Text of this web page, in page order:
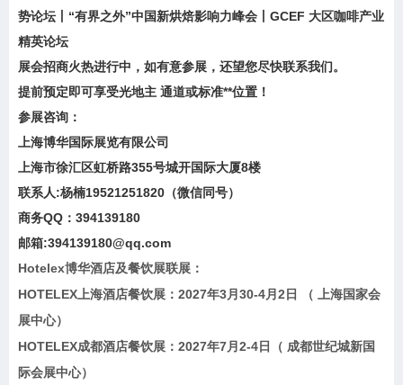
势论坛丨“有界之外”中国新烘焙影响力峰会丨GCEF 大区咖啡产业
精英论坛
展会招商火热进行中，如有意参展，还望您尽快联系我们。
提前预定即可享受光地主 通道或标准**位置！
参展咨询：
上海博华国际展览有限公司
上海市徐汇区虹桥路355号城开国际大厦8楼
联系人:杨楠19521251820（微信同号）
商务QQ：394139180
邮箱:394139180@qq.com
Hotelex博华酒店及餐饮展联展：
HOTELEX上海酒店餐饮展：2027年3月30-4月2日 （ 上海国家会
展中心）
HOTELEX成都酒店餐饮展：2027年7月2-4日（ 成都世纪城新国
际会展中心）